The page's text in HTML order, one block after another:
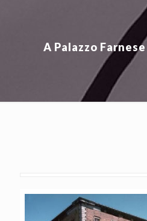
A Palazzo